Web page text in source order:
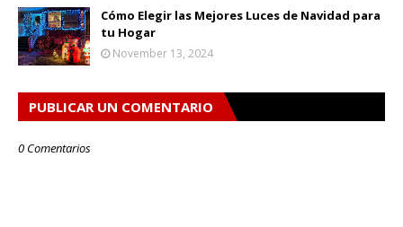
Cómo Elegir las Mejores Luces de Navidad para
tu Hogar
November 13, 2024
PUBLICAR UN COMENTARIO
0 Comentarios